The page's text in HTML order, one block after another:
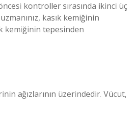
kontroller sırasında ikinci üç
kasık kemiğinin
kemiğinin tepesinden
ağızlarının üzerindedir. Vücut,